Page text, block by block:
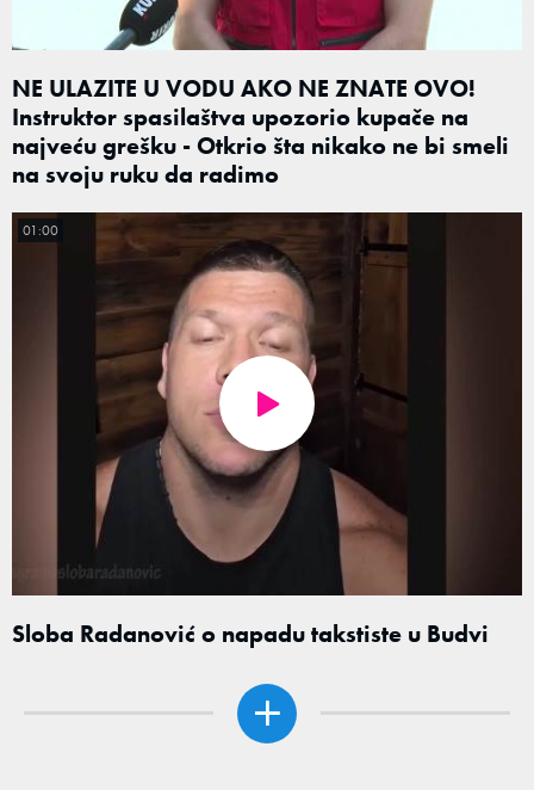
NE ULAZITE U VODU AKO NE ZNATE OVO!
Instruktor spasilaštva upozorio kupače na
najveću grešku - Otkrio šta nikako ne bi smeli
na svoju ruku da radimo
Sloba Radanović o napadu takstiste u Budvi
01:00